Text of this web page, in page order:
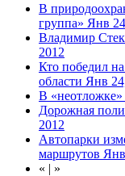
В
группа» Янв
Владимир
2012
Кто победил
области Янв
В «неотложке»
Дорожная
2012
Автопарки
маршрутов
« | »